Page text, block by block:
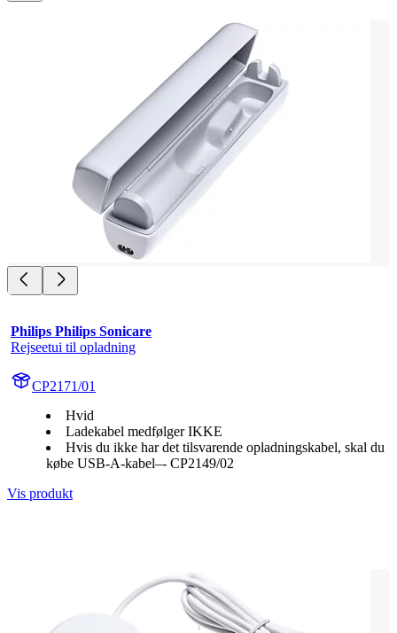
Philips Philips Sonicare
Rejseetui til opladning
CP2171/01
Hvid
Ladekabel medfølger IKKE
Hvis du ikke har det tilsvarende opladningskabel, skal du
købe USB-A-kabel–- CP2149/02
Vis produkt